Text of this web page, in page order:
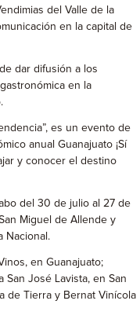
del Valle de la
en la capital de
dar difusión a los
en la
es un evento de
anual ‪‎Guanajuato ¡Sí
y conocer el destino
del 30 de julio al 27 de
Miguel de Allende y
Nacional.
en Guanajuato;
San José Lavista, en San
de Tierra y Bernat Vinícola